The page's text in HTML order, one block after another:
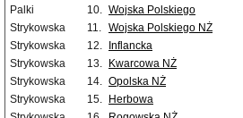
Palki
10. Wojska Polskiego
Strykowska
11. Wojska Polskiego NŻ
Strykowska
12. Inflancka
Strykowska
13. Kwarcowa NŻ
Strykowska
14. Opolska NŻ
Strykowska
15. Herbowa